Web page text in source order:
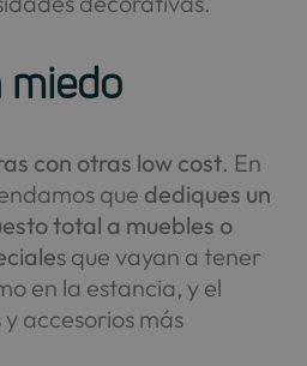
miedo
con otras low cost. En
que dediques un
total a muebles o
s que vayan a tener
en la estancia, y el
accesorios más